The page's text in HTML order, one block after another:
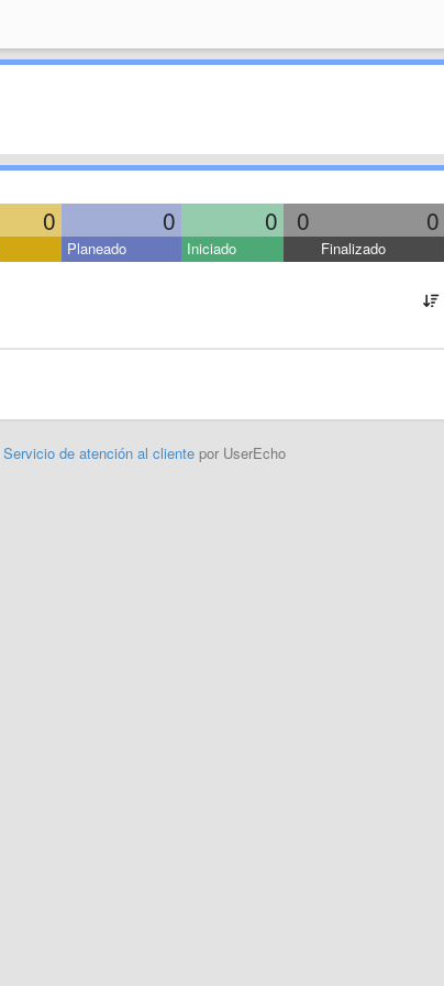
0 0 0 0 0
Planeado Iniciado Finalizado
Servicio de atención al clientepor UserEcho